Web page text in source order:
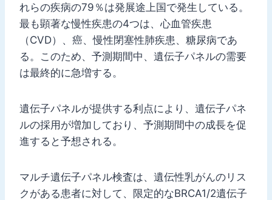
れらの疾病の79％は発展途上国で発生している。
最も顕著な慢性疾患の4つは、心血管疾患
（CVD）、癌、慢性閉塞性肺疾患、糖尿病であ
る。このため、予測期間中、遺伝子パネルの需要
は最終的に急増する。
遺伝子パネルが提供する利点により、遺伝子パネ
ルの採用が増加しており、予測期間中の成長を促
進すると予想される。
マルチ遺伝子パネル検査は、遺伝性乳がんのリス
クがある患者に対して、限定的なBRCA1/2遺伝子